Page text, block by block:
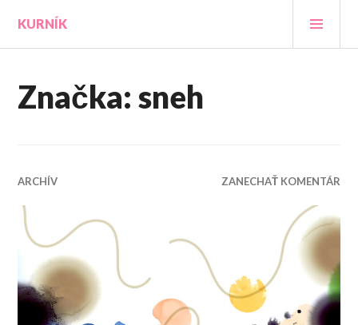
obsah
KURNÍK
Značka:sneh
ARCHÍV ZANECHAŤ KOMENTÁR